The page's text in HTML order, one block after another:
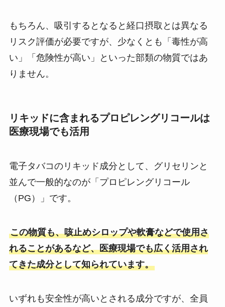
もちろん、吸引するとなると経口摂取とは異なる
リスク評価が必要ですが、少なくとも「毒性が高
い」「危険性が高い」といった部類の物質ではあ
りません。
リキッドに含まれるプロピレングリコールは
医療現場でも活用
電子タバコのリキッド成分として、グリセリンと
並んで一般的なのが「プロピレングリコール
（PG）」です。
この物質も、咳止めシロップや軟膏などで使用さ
れることがあるなど、医療現場でも広く活用され
てきた成分として知られています。
いずれも安全性が高いとされる成分ですが、全員